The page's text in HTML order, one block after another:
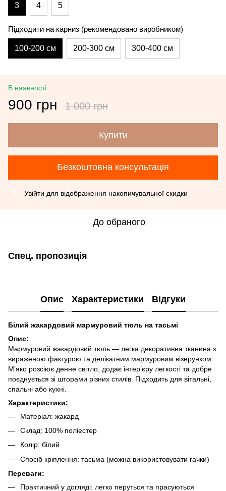
3 4 5
Підходити на карниз (рекомендовано виробником)
100-200 см 200-300 см 300-400 см
В наявності
900 грн 1 000 грн
Купити
Безкоштовна консультація
Увійти для відображення накопичувальної скидки
До обраного
Спец. пропозиція
Опис Характеристики Відгуки
Білий жакардовий мармуровий тюль на тасьмі
Опис:
Мармуровий жакардовий тюль — легка декоративна тканина з
вираженою фактурою та делікатним мармуровим візерунком.
М’яко розсіює денне світло, додає інтер’єру легкості та добре
поєднується зі шторами різних стилів. Підходить для вітальні,
спальні або кухні.
Характеристики:
Матеріал: жакард
Склад: 100% поліестер
Колір: білий
Спосіб кріплення: тасьма (можна використовувати гачки)
Переваги:
Практичний у догляді: легко перуться та прасуються